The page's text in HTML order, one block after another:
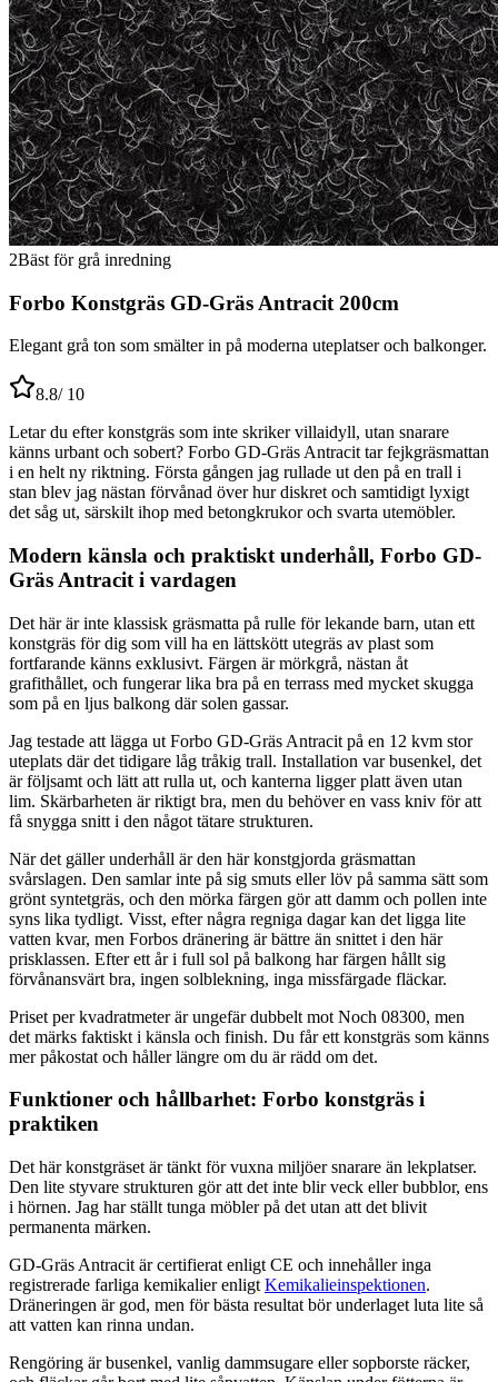
2Bäst för grå inredning
Forbo Konstgräs GD-Gräs Antracit 200cm
Elegant grå ton som smälter in på moderna uteplatser och balkonger.
8.8/ 10
Letar du efter konstgräs som inte skriker villaidyll, utan snarare
känns urbant och sobert? Forbo GD-Gräs Antracit tar fejkgräsmattan
i en helt ny riktning. Första gången jag rullade ut den på en trall i
stan blev jag nästan förvånad över hur diskret och samtidigt lyxigt
det såg ut, särskilt ihop med betongkrukor och svarta utemöbler.
Modern känsla och praktiskt underhåll, Forbo GD-
Gräs Antracit i vardagen
Det här är inte klassisk gräsmatta på rulle för lekande barn, utan ett
konstgräs för dig som vill ha en lättskött utegräs av plast som
fortfarande känns exklusivt. Färgen är mörkgrå, nästan åt
grafithållet, och fungerar lika bra på en terrass med mycket skugga
som på en ljus balkong där solen gassar.
Jag testade att lägga ut Forbo GD-Gräs Antracit på en 12 kvm stor
uteplats där det tidigare låg tråkig trall. Installation var busenkel, det
är följsamt och lätt att rulla ut, och kanterna ligger platt även utan
lim. Skärbarheten är riktigt bra, men du behöver en vass kniv för att
få snygga snitt i den något tätare strukturen.
När det gäller underhåll är den här konstgjorda gräsmattan
svårslagen. Den samlar inte på sig smuts eller löv på samma sätt som
grönt syntetgräs, och den mörka färgen gör att damm och pollen inte
syns lika tydligt. Visst, efter några regniga dagar kan det ligga lite
vatten kvar, men Forbos dränering är bättre än snittet i den här
prisklassen. Efter ett år i full sol på balkong har färgen hållt sig
förvånansvärt bra, ingen solblekning, inga missfärgade fläckar.
Priset per kvadratmeter är ungefär dubbelt mot Noch 08300, men
det märks faktiskt i känsla och finish. Du får ett konstgräs som känns
mer påkostat och håller längre om du är rädd om det.
Funktioner och hållbarhet: Forbo konstgräs i
praktiken
Det här konstgräset är tänkt för vuxna miljöer snarare än lekplatser.
Den lite styvare strukturen gör att det inte blir veck eller bubblor, ens
i hörnen. Jag har ställt tunga möbler på det utan att det blivit
permanenta märken.
GD-Gräs Antracit är certifierat enligt CE och innehåller inga
registrerade farliga kemikalier enligt Kemikalieinspektionen.
Dräneringen är god, men för bästa resultat bör underlaget luta lite så
att vatten kan rinna undan.
Rengöring är busenkel, vanlig dammsugare eller sopborste räcker,